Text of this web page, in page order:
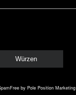
by Pole Position Marketing